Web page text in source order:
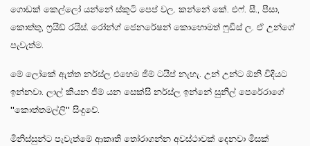
ගොඩක් කෙල්ලෝ යන්නේ ස්කූටි පෙප් වල. කන්නේ කේ. එෆ්. සී., පීසා,
කොත්තු, ෆ්‍රයිඩ් රයිස්. රෝන්ග් ජෙනරේෂන් කොහොමත් ෆුඩීස් ල. ඒ උන්ගේ
පැවැත්ම.
මේ ලෝකේ ඇත්ත නර්ස්ල එහෙම ජිම් ටයිප් නැහැ. උන් උන්ට ඕනි විදියට
ඉන්නවා. ලාල් කියන ජිම් යන සෙක්සි නර්ස්ල ඉන්නේ සුනිල් පෙරේරාගේ
''කොත්තමල්ලි'' සිංදුවේ.
මිනිස්සුන්ට පැවැත්මේ ආකෘති තෝරාගන්න අවස්ථාවක් දෙනවා මිසක්